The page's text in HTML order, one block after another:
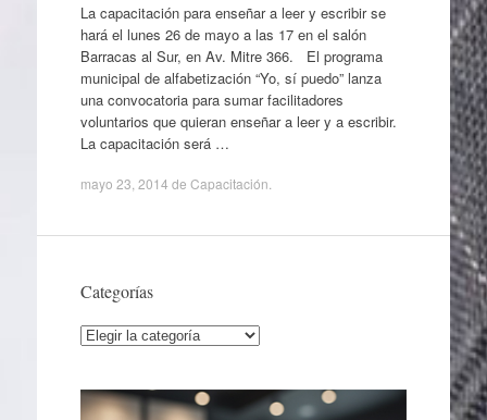
La capacitación para enseñar a leer y escribir se
hará el lunes 26 de mayo a las 17 en el salón
Barracas al Sur, en Av. Mitre 366. El programa
municipal de alfabetización “Yo, sí puedo” lanza
una convocatoria para sumar facilitadores
voluntarios que quieran enseñar a leer y a escribir.
La capacitación será …
mayo 23, 2014 de Capacitación
Categorías
Categorías